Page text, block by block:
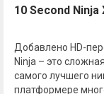
10 Second Ninja
Добавлено HD-
Ninja – это
самого лучшего
платформере